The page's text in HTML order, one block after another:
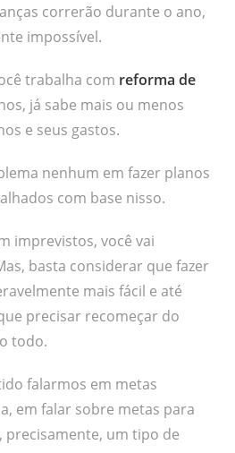
correrão durante o ano,
impossível.
trabalha com reforma de
já sabe mais ou menos
e seus gastos.
nenhum em fazer planos
com base nisso.
imprevistos, você vai
basta considerar que fazer
mais fácil e até
precisar recomeçar do
todo.
falarmos em metas
em falar sobre metas para
precisamente, um tipo de